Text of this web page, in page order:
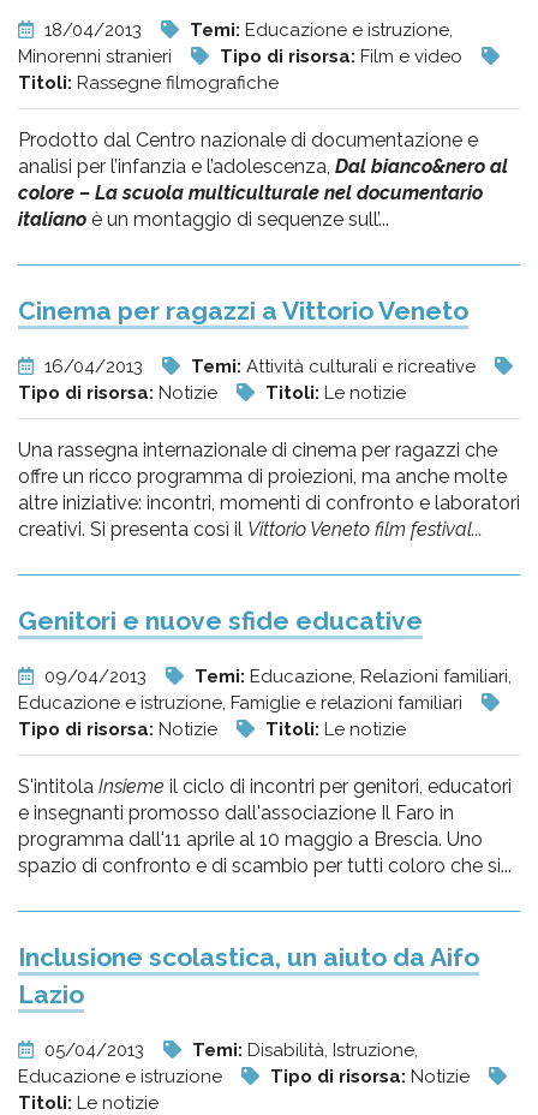
18/04/2013 Temi: Educazione e istruzione,
Minorenni stranieri
Tipo di risorsa: Film e video
Titoli: Rassegne filmografiche
Prodotto dal Centro nazionale di documentazione e
analisi per l’infanzia e l’adolescenza, Dal bianco&nero al
colore – La scuola multiculturale nel documentario
italiano è un montaggio di sequenze sull’...
Cinema per ragazzi a Vittorio Veneto
16/04/2013 Temi: Attività culturali e ricreative
Tipo di risorsa: Notizie Titoli: Le notizie
Una rassegna internazionale di cinema per ragazzi che
offre un ricco programma di proiezioni, ma anche molte
altre iniziative: incontri, momenti di confronto e laboratori
creativi. Si presenta così il Vittorio Veneto film festival...
Genitori e nuove sfide educative
09/04/2013 Temi: Educazione, Relazioni familiari,
Educazione e istruzione, Famiglie e relazioni familiari
Tipo di risorsa: Notizie Titoli: Le notizie
S'intitola Insieme il ciclo di incontri per genitori, educatori
e insegnanti promosso dall'associazione Il Faro in
programma dall'11 aprile al 10 maggio a Brescia. Uno
spazio di confronto e di scambio per tutti coloro che si...
Inclusione scolastica, un aiuto da Aifo
Lazio
05/04/2013 Temi: Disabilità, Istruzione,
Educazione e istruzione
Tipo di risorsa: Notizie
Titoli: Le notizie